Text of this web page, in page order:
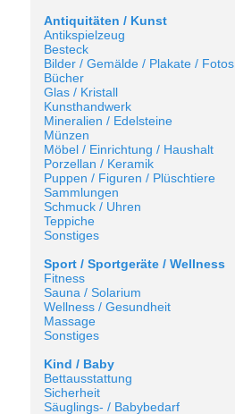
Antiquitäten / Kunst
Antikspielzeug
Besteck
Bilder / Gemälde / Plakate / Fotos
Bücher
Glas / Kristall
Kunsthandwerk
Mineralien / Edelsteine
Münzen
Möbel / Einrichtung / Haushalt
Porzellan / Keramik
Puppen / Figuren / Plüschtiere
Sammlungen
Schmuck / Uhren
Teppiche
Sonstiges
Sport / Sportgeräte / Wellness
Fitness
Sauna / Solarium
Wellness / Gesundheit
Massage
Sonstiges
Kind / Baby
Bettausstattung
Sicherheit
Säuglings- / Babybedarf